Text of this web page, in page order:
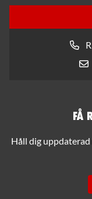
Få
Håll dig